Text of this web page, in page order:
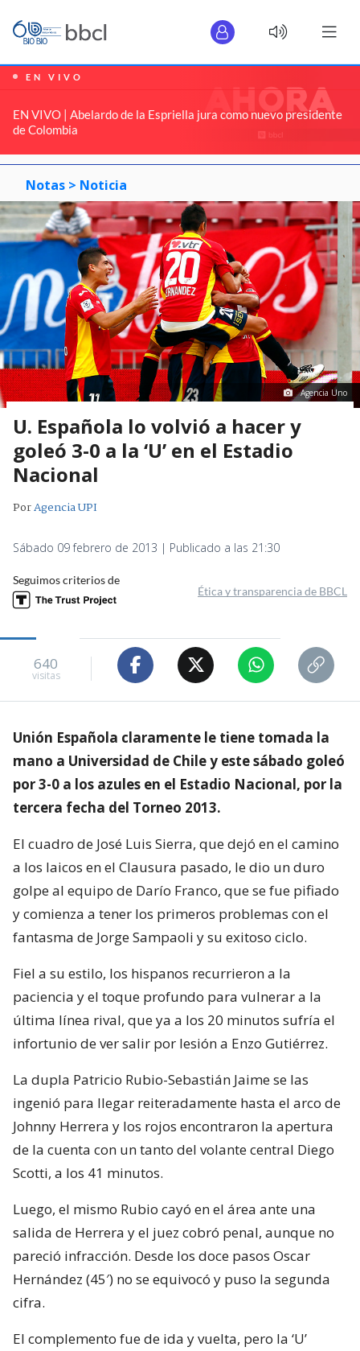
EN VIVO
EN VIVO | Abelardo de la Espriella jura como nuevo presidente
de Colombia
Notas > Noticia
Agencia Uno
U. Española lo volvió a hacer y
goleó 3-0 a la ‘U’ en el Estadio
Nacional
PorAgencia UPI
Sábado 09 febrero de 2013 | Publicado a las 21:30
Seguimos criterios de
Ética y transparencia de BBCL
640
visitas
Unión Española claramente le tiene tomada la
mano a Universidad de Chile y este sábado goleó
por 3-0 a los azules en el Estadio Nacional, por la
tercera fecha del Torneo 2013.
El cuadro de José Luis Sierra, que dejó en el camino
a los laicos en el Clausura pasado, le dio un duro
golpe al equipo de Darío Franco, que se fue pifiado
y comienza a tener los primeros problemas con el
fantasma de Jorge Sampaoli y su exitoso ciclo.
Fiel a su estilo, los hispanos recurrieron a la
paciencia y el toque profundo para vulnerar a la
última línea rival, que ya a los 20 minutos sufría el
infortunio de ver salir por lesión a Enzo Gutiérrez.
La dupla Patricio Rubio-Sebastián Jaime se las
ingenió para llegar reiteradamente hasta el arco de
Johnny Herrera y los rojos encontraron la apertura
de la cuenta con un tanto del volante central Diego
Scotti, a los 41 minutos.
Luego, el mismo Rubio cayó en el área ante una
salida de Herrera y el juez cobró penal, aunque no
pareció infracción. Desde los doce pasos Oscar
Hernández (45′) no se equivocó y puso la segunda
cifra.
El complemento fue de ida y vuelta, pero la ‘U’